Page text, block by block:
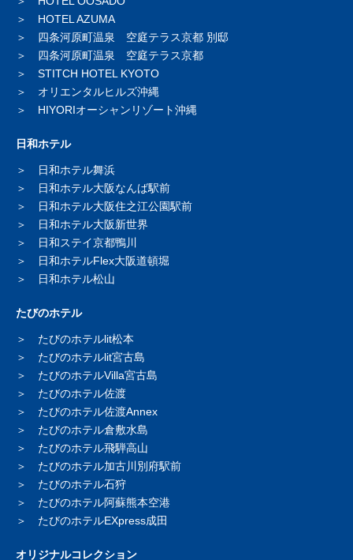
HOTEL AZUMA
四条河原町温泉 空庭テラス京都 別邸
四条河原町温泉 空庭テラス京都
STITCH HOTEL KYOTO
オリエンタルヒルズ沖縄
HIYORIオーシャンリゾート沖縄
日和ホテル
日和ホテル舞浜
日和ホテル大阪なんば駅前
日和ホテル大阪住之江公園駅前
日和ホテル大阪新世界
日和ステイ京都鴨川
日和ホテルFlex大阪道頓堀
日和ホテル松山
たびのホテル
たびのホテルlit松本
たびのホテルlit宮古島
たびのホテルVilla宮古島
たびのホテル佐渡
たびのホテル佐渡Annex
たびのホテル倉敷水島
たびのホテル飛騨高山
たびのホテル加古川別府駅前
たびのホテル石狩
たびのホテル阿蘇熊本空港
たびのホテルEXpress成田
オリジナルコレクション